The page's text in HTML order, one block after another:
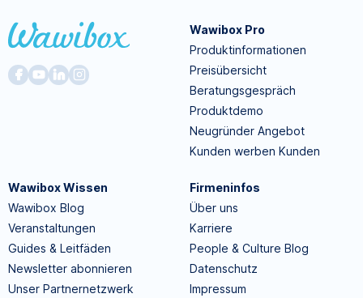
Wawibox Pro
Produktinformationen
Preisübersicht
Beratungsgespräch
Produktdemo
Neugründer Angebot
Kunden werben Kunden
Wawibox Wissen
Wawibox Blog
Veranstaltungen
Guides & Leitfäden
Newsletter abonnieren
Unser Partnernetzwerk
Firmeninfos
Über uns
Karriere
People & Culture Blog
Datenschutz
Impressum